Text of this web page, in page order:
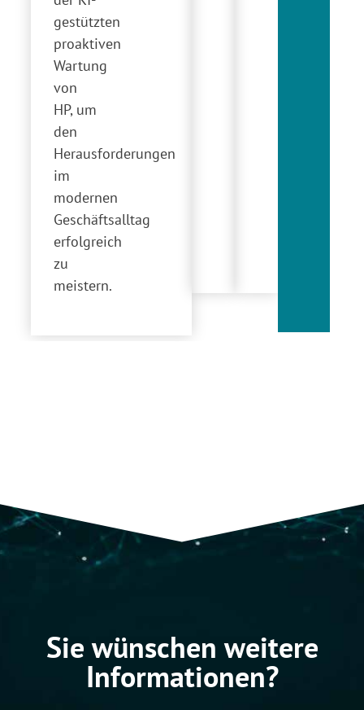
gestützten
proaktiven
Wartung
von
HP, um
den
Herausforderungen
im
modernen
Geschäftsalltag
erfolgreich
zu
meistern.
Sie wünschen weitere
Informationen?